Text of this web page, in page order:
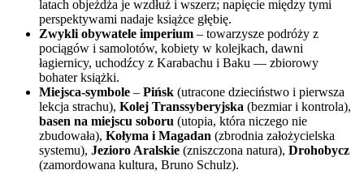
latach objeżdża je wzdłuż i wszerz; napięcie między tymi
perspektywami nadaje książce głębię.
Zwykli obywatele imperium – towarzysze podróży z
pociągów i samolotów, kobiety w kolejkach, dawni
łagiernicy, uchodźcy z Karabachu i Baku — zbiorowy
bohater książki.
Miejsca-symbole – Pińsk (utracone dzieciństwo i pierwsza
lekcja strachu), Kolej Transsyberyjska (bezmiar i kontrola),
basen na miejscu soboru (utopia, która niczego nie
zbudowała), Kołyma i Magadan (zbrodnia założycielska
systemu), Jezioro Aralskie (zniszczona natura), Drohobycz
(zamordowana kultura, Bruno Schulz).